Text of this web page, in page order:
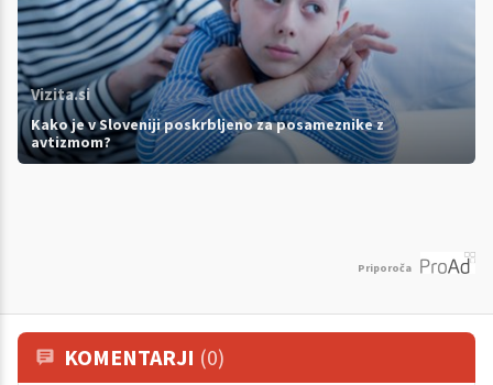
Vizita.si
Kako je v Sloveniji poskrbljeno za posameznike z
avtizmom?
Priporoča
KOMENTARJI (0)